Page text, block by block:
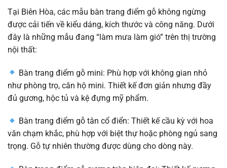
Tại Biên Hòa, các mẫu bàn trang điểm gỗ không ngừng
được cải tiến về kiểu dáng, kích thước và công năng. Dưới
đây là những mẫu đang “làm mưa làm gió” trên thị trường
nội thất:
Bàn trang điểm gỗ mini: Phù hợp với không gian nhỏ
như phòng trọ, căn hộ mini. Thiết kế đơn giản nhưng đầy
đủ gương, hộc tủ và kệ đựng mỹ phẩm.
Bàn trang điểm gỗ tân cổ điển: Thiết kế cầu kỳ với hoa
văn chạm khắc, phù hợp với biệt thự hoặc phòng ngủ sang
trọng. Gỗ tự nhiên thường được dùng cho dòng này.